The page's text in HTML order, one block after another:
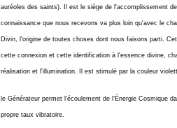
auréoles des saints). Il est le siège de l'accomplissement
connaissance que nous recevons va plus loin qu'avec le
Divin, l'origine de toutes choses dont nous faisons parti.
cette connexion et cette identification à l'essence divine,
réalisation et l'illumination. Il est stimulé par la couleur
le Générateur permet l’écoulement de l’Énergie Cosmique
propre taux vibratoire.